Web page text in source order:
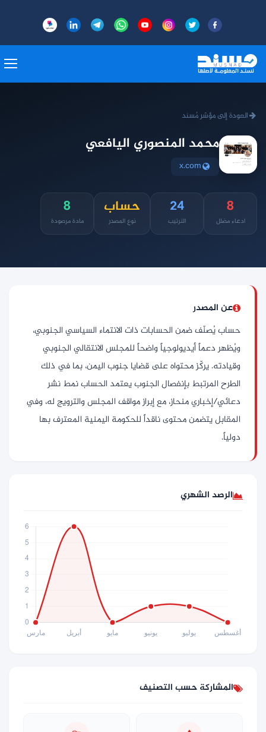
العودة إلى مؤشر مُسند
محمد المنصوري اليافعي
x.com
8
ادعاء مضلل
24
الترتيب
حساب
نوع المصدر
8
مادة مرصودة
عن المصدر
حساب يُصنّف ضمن الحسابات ذات الانتماء السياسي الجنوبي،
ويُظهر دعماً أيديولوجياً واضحاً للمجلس الانتقالي الجنوبي
وقيادته. يركّز محتواه على قضايا جنوب اليمن، بما في ذلك
الطرح المرتبط بإنفصال الجنوب يعتمد الحساب نمط نشر
دعائي/إخباري منحاز، مع إبراز مواقف المجلس والترويج له، وفي
المقابل يتضمن محتوى ناقداً للحكومة اليمنية المعترف بها
دولياً.
الرصد الشهري
المشاركة حسب التصنيف